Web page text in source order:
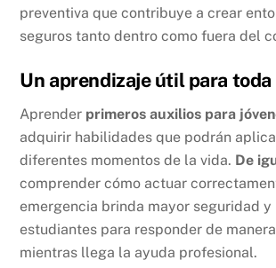
preventiva que contribuye a crear
seguros tanto dentro como fuera del
Un aprendizaje útil para toda
Aprender primeros auxilios para
adquirir habilidades que podrán
diferentes momentos de la vida. De
comprender cómo actuar
emergencia brinda mayor seguridad y
estudiantes para responder de
mientras llega la ayuda profesional.